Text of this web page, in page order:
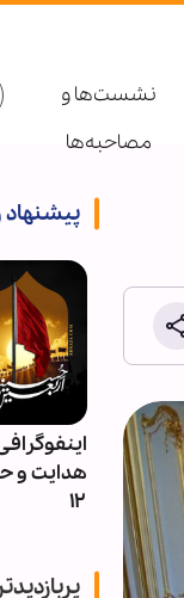
نشست‌ها و
مصاحبه‌ها
پیشنهاد
از
به
هدایت و
۱۲